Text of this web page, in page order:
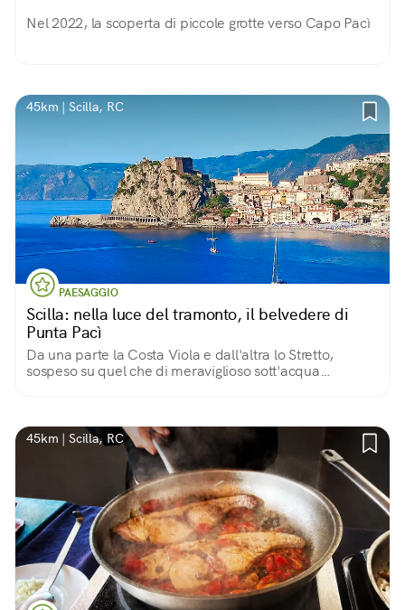
Nel 2022, la scoperta di piccole grotte verso Capo Pacì
45km | Scilla, RC
PAESAGGIO
Scilla: nella luce del tramonto, il belvedere di
Punta Pacì
Da una parte la Costa Viola e dall'altra lo Stretto,
sospeso su quel che di meraviglioso sott'acqua
45km | Scilla, RC